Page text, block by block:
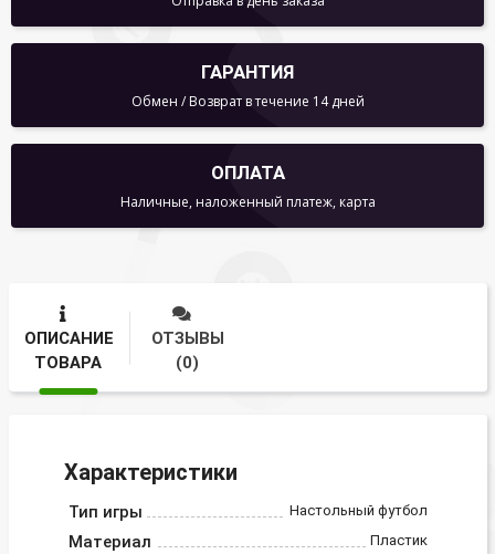
ГАРАНТИЯ
Обмен / Возврат в течение 14 дней
ОПЛАТА
Наличные, наложенный платеж, карта
ОПИСАНИЕ
ТОВАРА
ОТЗЫВЫ
(0)
Характеристики
Тип игры Настольный футбол
Материал Пластик